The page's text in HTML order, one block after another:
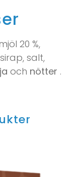
20 %,
salt,
och nötter .